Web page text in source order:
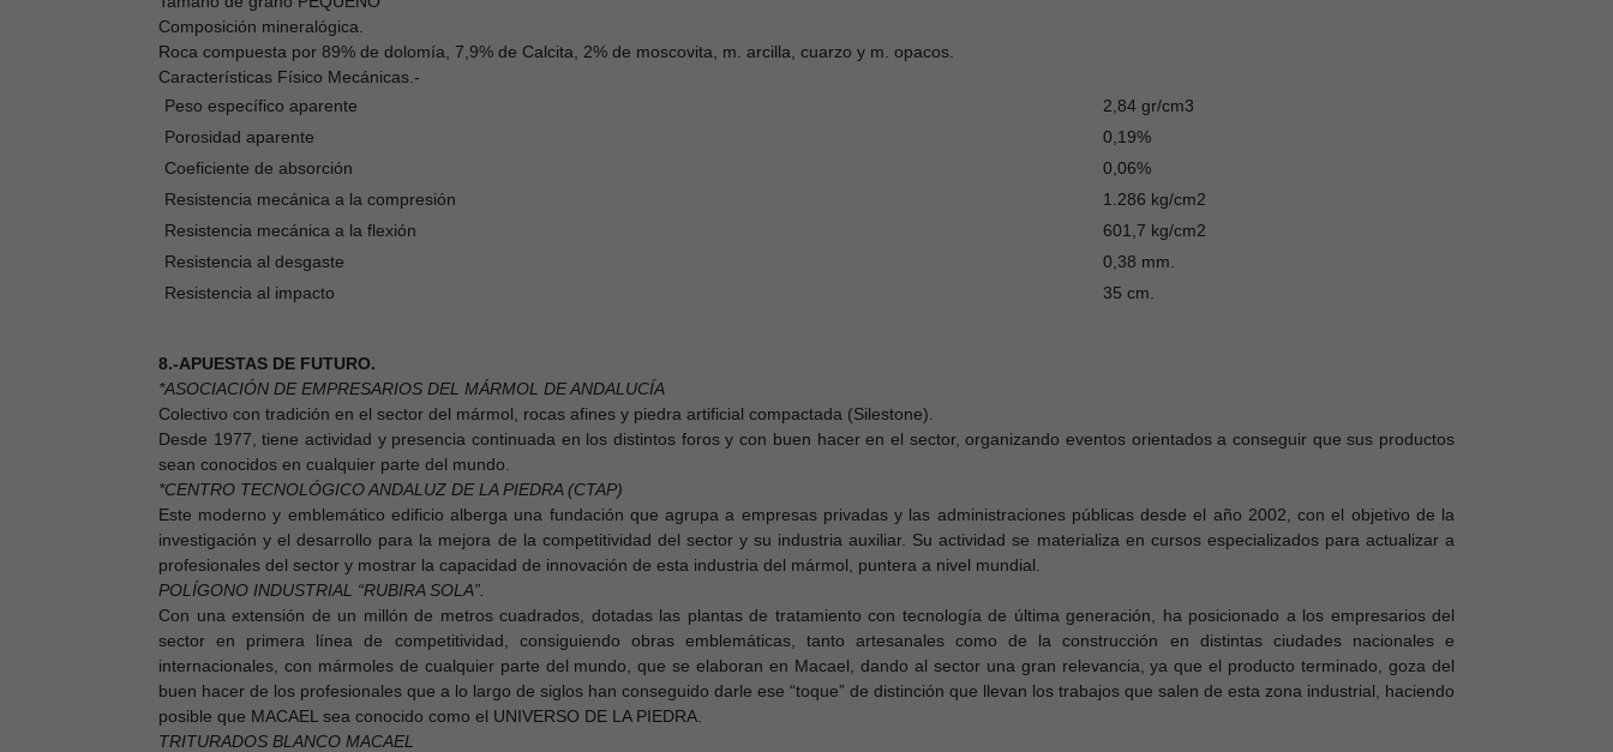
Composición mineralógica.
Roca compuesta por 89% de dolomía, 7,9% de Calcita, 2% de moscovita, m. arcilla, cuarzo y m. opacos.
Características Físico Mecánicas.-
Peso específico aparente
2,84 gr/cm3
Porosidad aparente
0,19%
Coeficiente de absorción
0,06%
Resistencia mecánica a la compresión
1.286 kg/cm2
Resistencia mecánica a la flexión
601,7 kg/cm2
Resistencia al desgaste
0,38 mm.
Resistencia al impacto
35 cm.
8.-APUESTAS DE FUTURO.
*ASOCIACIÓN DE EMPRESARIOS DEL MÁRMOL DE ANDALUCÍA
Colectivo con tradición en el sector del mármol, rocas afines y piedra artificial compactada (Silestone).
Desde 1977, tiene actividad y presencia continuada en los distintos foros y con buen hacer en el sector, organizando eventos orientados a conseguir que sus productos
sean conocidos en cualquier parte del mundo.
*CENTRO TECNOLÓGICO ANDALUZ DE LA PIEDRA (CTAP)
Este moderno y emblemático edificio alberga una fundación que agrupa a empresas privadas y las administraciones públicas desde el año 2002, con el objetivo de la
investigación y el desarrollo para la mejora de la competitividad del sector y su industria auxiliar. Su actividad se materializa en cursos especializados para actualizar a
profesionales del sector y mostrar la capacidad de innovación de esta industria del mármol, puntera a nivel mundial.
POLÍGONO INDUSTRIAL “RUBIRA SOLA”.
Con una extensión de un millón de metros cuadrados, dotadas las plantas de tratamiento con tecnología de última generación, ha posicionado a los empresarios del
sector en primera línea de competitividad, consiguiendo obras emblemáticas, tanto artesanales como de la construcción en distintas ciudades nacionales e
internacionales, con mármoles de cualquier parte del mundo, que se elaboran en Macael, dando al sector una gran relevancia, ya que el producto terminado, goza del
buen hacer de los profesionales que a lo largo de siglos han conseguido darle ese “toque” de distinción que llevan los trabajos que salen de esta zona industrial, haciendo
posible que MACAEL sea conocido como el UNIVERSO DE LA PIEDRA.
TRITURADOS BLANCO MACAEL